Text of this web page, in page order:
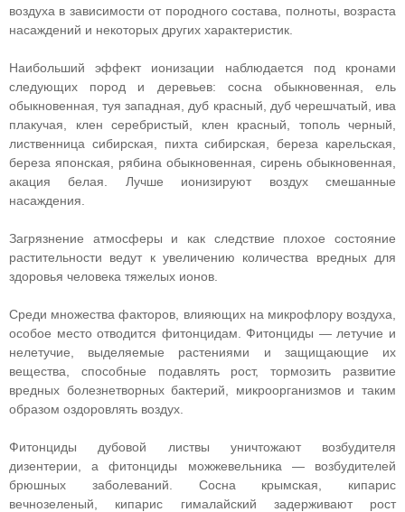
воздуха в зависимости от породного состава, полноты, возраста
насаждений и некоторых других характеристик.
Наибольший эффект ионизации наблюдается под кронами
следующих пород и деревьев: сосна обыкновенная, ель
обыкновенная, туя западная, дуб красный, дуб черешчатый, ива
плакучая, клен серебристый, клен красный, тополь черный,
лиственница сибирская, пихта сибирская, береза карельская,
береза японская, рябина обыкновенная, сирень обыкновенная,
акация белая. Лучше ионизируют воздух смешанные
насаждения.
Загрязнение атмосферы и как следствие плохое состояние
растительности ведут к увеличению количества вредных для
здоровья человека тяжелых ионов.
Среди множества факторов, влияющих на микрофлору воздуха,
особое место отводится фитонцидам. Фитонциды — летучие и
нелетучие, выделяемые растениями и защищающие их
вещества, способные подавлять рост, тормозить развитие
вредных болезнетворных бактерий, микроорганизмов и таким
образом оздоровлять воздух.
Фитонциды дубовой листвы уничтожают возбудителя
дизентерии, а фитонциды можжевельника — возбудителей
брюшных заболеваний. Сосна крымская, кипарис
вечнозеленый, кипарис гималайский задерживают рост